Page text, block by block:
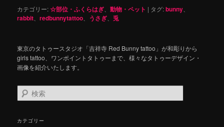
カテゴリー:☆部位・ふくらはぎ 、動物・ペット | タグ:bunny
rabbit 、redbunnytattoo うさぎ 、兎
東京のタトゥースタジオ「吉祥寺 Red Bunny tattoo」が和彫りから
girls tattoo、ワンポイントタトゥーまで、様々なタトゥーデザイン・
画像を紹介いたします。
検
索
カテゴリー